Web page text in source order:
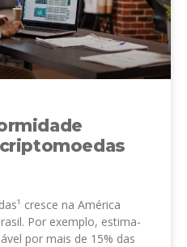
cresce na América
Por exemplo, estima-
por mais de 15% das